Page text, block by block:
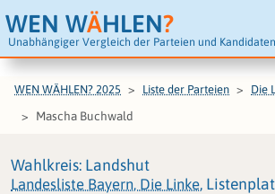
WEN WÄHLEN?
Unabhängiger Vergleich der Parteien und
WEN WÄHLEN? 2025 Liste der Parteien Die
Mascha Buchwald
Wahlkreis: Landshut
Landesliste Bayern, Die Linke,